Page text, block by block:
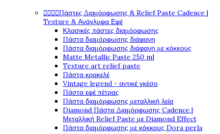
Πάστες Διαμόρφωσης & Relief Paste Cadence |
Texture & Ανάγλυφα Εφέ
Κλασικές πάστες διαμόρφωσης
Πάστα διαμόρφωσης διάφανη
Πάστα διαμόρφωσης διάφανη με κόκκους
Matte Metallic Paste 250 ml
Texture art relief paste
Πάστα κρακελέ
Vintage legend - αντικέ γκέσο
Πάστα εφέ πέτρας
Πάστα διαμόρφωσης μεταλλική λεία
Diamond Πάστα Διαμόρφωσης Cadence |
Μεταλλική Relief Paste με Diamond Effect
Πάστα διαμόρφωσης με κόκκους Dora perla